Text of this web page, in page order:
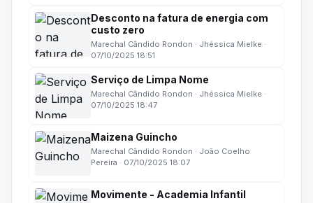
Desconto na fatura de energia com
custo zero
Marechal Cândido Rondon · Jhéssica Mielke ·
07/10/2025 18:51
Serviço de Limpa Nome
Marechal Cândido Rondon · Jhéssica Mielke ·
07/10/2025 18:47
Maizena Guincho
Marechal Cândido Rondon · João Coelho
Pereira · 07/10/2025 18:07
Movimente - Academia Infantil